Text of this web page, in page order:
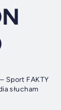
Sport FAKTY
słucham